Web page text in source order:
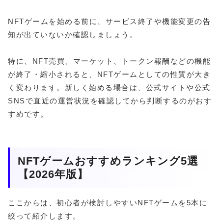
NFTゲームを始める前に、サービス終了や機能変更の告
知が出ていないか確認しましょう。
特に、NFT売買、マーケット、トークン報酬などの機能
が終了・縮小されると、NFTゲームとしての性質が大き
く変わります。新しく始める場合は、公式サイトや公式
SNSで直近の運営状況を確認してから判断するのがおす
すめです。
NFTゲームおすすめランキング5選
【2026年版】
ここからは、初心者が検討しやすいNFTゲームを5本に
絞って紹介します。